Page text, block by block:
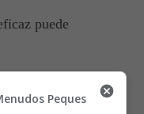
puede
Peques